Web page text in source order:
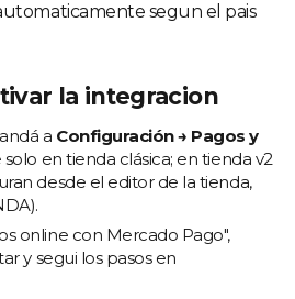
segun el pais
la integracion
a Configuración → Pagos y
solo en tienda clásica; en tienda v2
desde el editor de la tienda,
online con Mercado Pago",
y segui los pasos en